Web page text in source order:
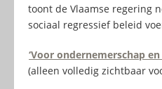
toont de Vlaamse regering
sociaal regressief beleid
‘Voor ondernemerschap
(alleen volledig zichtbaar